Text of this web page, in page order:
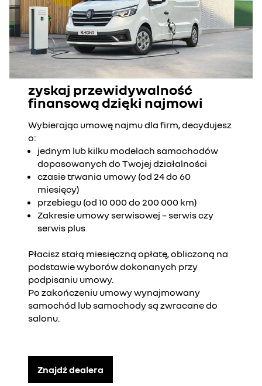
zyskaj przewidywalność
finansową dzięki najmowi
Wybierając umowę najmu dla firm, decydujesz
o:
jednym lub kilku modelach samochodów
dopasowanych do Twojej działalności
czasie trwania umowy (od 24 do 60
miesięcy)
przebiegu (od 10 000 do 200 000 km)
Zakresie umowy serwisowej – serwis czy
serwis plus
Płacisz stałą miesięczną opłatę, obliczoną na
podstawie wyborów dokonanych przy
podpisaniu umowy.
Po zakończeniu umowy wynajmowany
samochód lub samochody są zwracane do
salonu.
Znajdź dealera